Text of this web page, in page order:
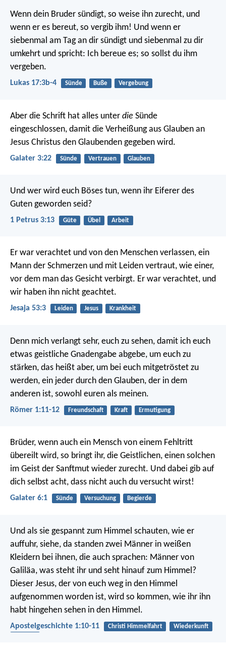
Wenn dein Bruder sündigt, so weise ihn zurecht, und
wenn er es bereut, so vergib ihm! Und wenn er
siebenmal am Tag an dir sündigt und siebenmal zu dir
umkehrt und spricht: Ich bereue es; so sollst du ihm
vergeben.
Lukas 17:3b-4 Sünde Buße Vergebung
Aber die Schrift hat alles unter die Sünde
eingeschlossen, damit die Verheißung aus Glauben an
Jesus Christus den Glaubenden gegeben wird.
Galater 3:22 Sünde Vertrauen Glauben
Und wer wird euch Böses tun, wenn ihr Eiferer des
Guten geworden seid?
1 Petrus 3:13 Güte Übel Arbeit
Er war verachtet und von den Menschen verlassen, ein
Mann der Schmerzen und mit Leiden vertraut, wie einer,
vor dem man das Gesicht verbirgt. Er war verachtet, und
wir haben ihn nicht geachtet.
Jesaja 53:3 Leiden Jesus Krankheit
Denn mich verlangt sehr, euch zu sehen, damit ich euch
etwas geistliche Gnadengabe abgebe, um euch zu
stärken, das heißt aber, um bei euch mitgetröstet zu
werden, ein jeder durch den Glauben, der in dem
anderen ist, sowohl euren als meinen.
Römer 1:11-12 Freundschaft Kraft Ermutigung
Brüder, wenn auch ein Mensch von einem Fehltritt
übereilt wird, so bringt ihr, die Geistlichen, einen solchen
im Geist der Sanftmut wieder zurecht. Und dabei gib auf
dich selbst acht, dass nicht auch du versucht wirst!
Galater 6:1 Sünde Versuchung Begierde
Und als sie gespannt zum Himmel schauten, wie er
auffuhr, siehe, da standen zwei Männer in weißen
Kleidern bei ihnen, die auch sprachen: Männer von
Galiläa, was steht ihr und seht hinauf zum Himmel?
Dieser Jesus, der von euch weg in den Himmel
aufgenommen worden ist, wird so kommen, wie ihr ihn
habt hingehen sehen in den Himmel.
Apostelgeschichte 1:10-11 Christi Himmelfahrt
Wiederkunft